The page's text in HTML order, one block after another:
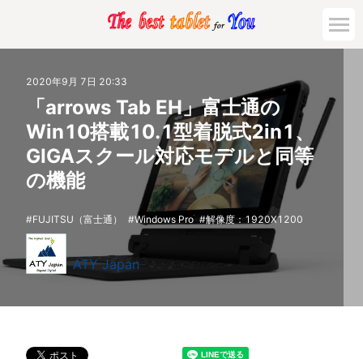
2020年9月 7日 20:33
「arrows Tab EH」富士通の
Win10搭載10.1型着脱式2in1、
GIGAスクール対応モデルと同等
の機能
FUJITSU（富士通） Windows Pro 解像度：1920X1200
ATY Japan